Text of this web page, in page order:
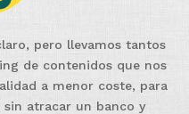
pero llevamos tantos
de contenidos que nos
a menor coste, para
sin atracar un banco y